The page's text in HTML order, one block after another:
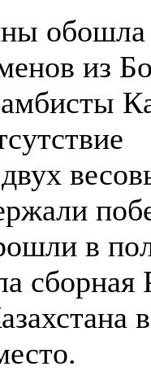
из
в
сборная